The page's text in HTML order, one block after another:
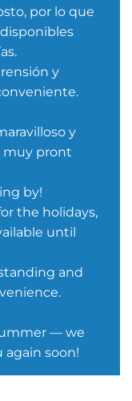
por lo que
y
y
muy pront
by!
the holidays,
until
and
— we
again soon!